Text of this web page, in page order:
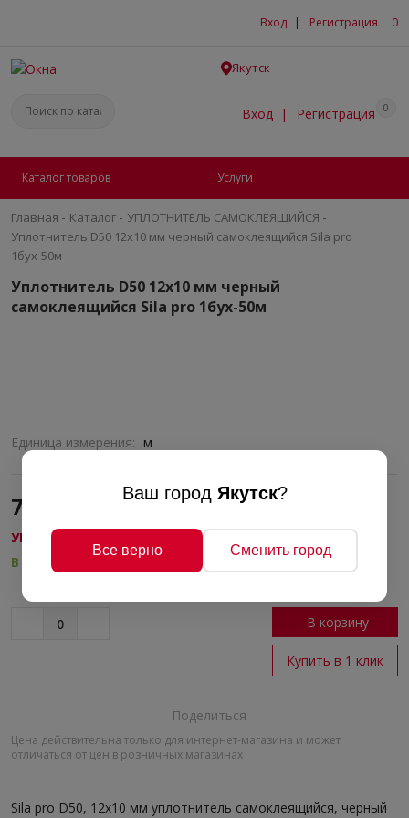
Вход | Регистрация 0
Ваш город Якутск?
Все верно Сменить город
Якутск
Вход | Регистрация 0
Каталог товаров Услуги
Главная - Каталог - УПЛОТНИТЕЛЬ САМОКЛЕЯЩИЙСЯ -
Уплотнитель D50 12х10 мм черный самоклеящийся Sila pro
1бух-50м
Уплотнитель D50 12х10 мм черный
самоклеящийся Sila pro 1бух-50м
Единица измерения: м
70 руб./м
УПЛОТНИТЕЛЬ САМОКЛЕЯЩИЙСЯ
В наличии
В корзину
Купить в 1 клик
Поделиться
Цена действительна только для интернет-магазина и может
отличаться от цен в розничных магазинах
Sila pro D50, 12х10 мм уплотнитель самоклеящийся, черный